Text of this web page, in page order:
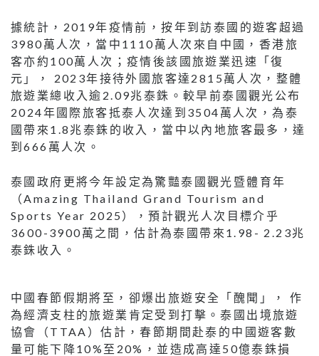
據統計，2019年疫情前，按年到訪泰國的遊客超過
3980萬人次，當中1110萬人次來自中國，香港旅
客亦約100萬人次；疫情後該國旅遊業迅速「復
元」， 2023年接待外國旅客達2815萬人次，整體
旅遊業總收入逾2.09兆泰銖。較早前泰國觀光公布
2024年國際旅客抵泰人次達到3504萬人次，為泰
國帶來1.8兆泰銖的收入，當中以內地旅客最多，達
到666萬人次。
泰國政府更將今年設定為驚豔泰國觀光暨體育年
（Amazing Thailand Grand Tourism and
Sports Year 2025），預計觀光人次目標介乎
3600-3900萬之間，估計為泰國帶來1.98- 2.23兆
泰銖收入。
中國春節假期將至，卻爆出旅遊安全「醜聞」， 作
為經濟支柱的旅遊業肯定受到打擊。泰國出境旅遊
協會（TTAA）估計，春節期間赴泰的中國遊客數
量可能下降10%至20%，並造成高達50億泰銖損